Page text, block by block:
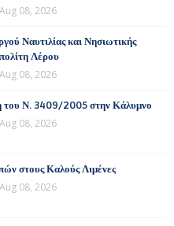
Aug 08, 2026
Ναυτιλίας και Νησιωτικής
Λέρου
Aug 08, 2026
του Ν. 3409/2005 στην Κάλυμνο
Aug 08, 2026
στους Καλούς Λιμένες
Aug 08, 2026